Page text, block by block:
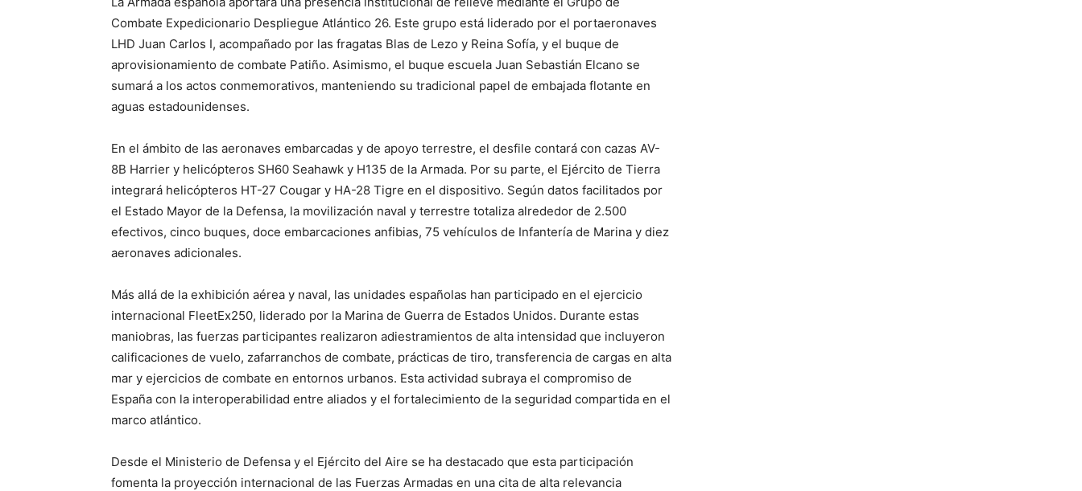
Combate Expedicionario Despliegue Atlántico 26. Este grupo está liderado por el portaeronaves
LHD Juan Carlos I, acompañado por las fragatas Blas de Lezo y Reina Sofía, y el buque de
aprovisionamiento de combate Patiño. Asimismo, el buque escuela Juan Sebastián Elcano se
sumará a los actos conmemorativos, manteniendo su tradicional papel de embajada flotante en
aguas estadounidenses.
En el ámbito de las aeronaves embarcadas y de apoyo terrestre, el desfile contará con cazas AV-
8B Harrier y helicópteros SH60 Seahawk y H135 de la Armada. Por su parte, el Ejército de Tierra
integrará helicópteros HT-27 Cougar y HA-28 Tigre en el dispositivo. Según datos facilitados por
el Estado Mayor de la Defensa, la movilización naval y terrestre totaliza alrededor de 2.500
efectivos, cinco buques, doce embarcaciones anfibias, 75 vehículos de Infantería de Marina y diez
aeronaves adicionales.
Más allá de la exhibición aérea y naval, las unidades españolas han participado en el ejercicio
internacional FleetEx250, liderado por la Marina de Guerra de Estados Unidos. Durante estas
maniobras, las fuerzas participantes realizaron adiestramientos de alta intensidad que incluyeron
calificaciones de vuelo, zafarranchos de combate, prácticas de tiro, transferencia de cargas en alta
mar y ejercicios de combate en entornos urbanos. Esta actividad subraya el compromiso de
España con la interoperabilidad entre aliados y el fortalecimiento de la seguridad compartida en el
marco atlántico.
Desde el Ministerio de Defensa y el Ejército del Aire se ha destacado que esta participación
fomenta la proyección internacional de las Fuerzas Armadas en una cita de alta relevancia